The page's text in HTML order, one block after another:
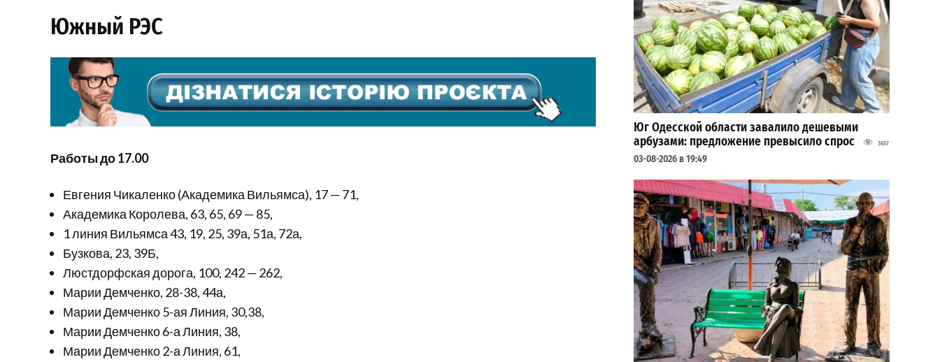
Южный РЭС
Работы до 17.00
Евгения Чикаленко (Академика Вильямса), 17 — 71,
Академика Королева, 63, 65, 69 — 85,
1 линия Вильямса 43, 19, 25, 39а, 51а, 72а,
Бузкова, 23, 39Б,
Люстдорфская дорога, 100, 242 — 262,
Марии Демченко, 28-38, 44а,
Марии Демченко 5-ая Линия, 30,38,
Марии Демченко 6-а Линия, 38,
Марии Демченко 2-а Линия, 61,
Юг Одесской области завалило дешевыми
арбузами: предложение превысило спрос
3657
03-08-2026 в 19:49